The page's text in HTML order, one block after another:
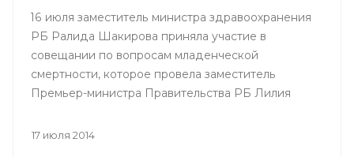
16 июля заместитель министра здравоохранения
РБ Ралида Шакирова приняла участие в
совещании по вопросам младенческой
смертности, которое провела заместитель
Премьер-министра Правительства РБ Лилия
17 июля 2014